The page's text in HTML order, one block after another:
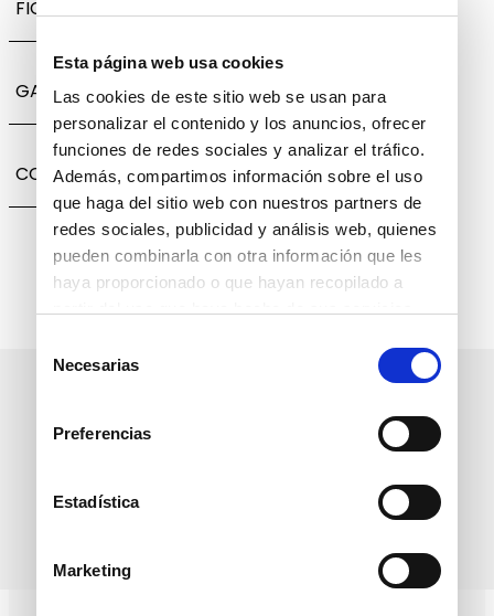
Esta página web usa cookies
Las cookies de este sitio web se usan para
personalizar el contenido y los anuncios, ofrecer
funciones de redes sociales y analizar el tráfico.
Además, compartimos información sobre el uso
que haga del sitio web con nuestros partners de
redes sociales, publicidad y análisis web, quienes
pueden combinarla con otra información que les
haya proporcionado o que hayan recopilado a
deNecesarias
Preferencias
Estadística
Marketing
FICHA TÉCNICA
GARANTÍA, CAMBIOS Y DEVOLUCIONES
COMPARTIR
datos personales